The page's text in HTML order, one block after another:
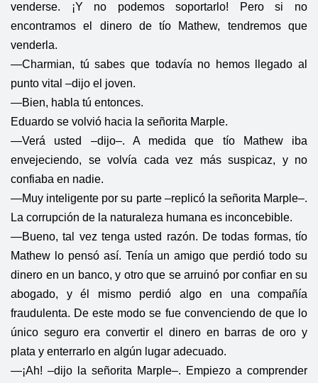
venderse. ¡Y no podemos soportarlo! Pero si no
encontramos el dinero de tío Mathew, tendremos que
venderla.
—Charmian, tú sabes que todavía no hemos llegado al
punto vital –dijo el joven.
—Bien, habla tú entonces.
Eduardo se volvió hacia la señorita Marple.
—Verá usted –dijo–. A medida que tío Mathew iba
envejeciendo, se volvía cada vez más suspicaz, y no
confiaba en nadie.
—Muy inteligente por su parte –replicó la señorita Marple–.
La corrupción de la naturaleza humana es inconcebible.
—Bueno, tal vez tenga usted razón. De todas formas, tío
Mathew lo pensó así. Tenía un amigo que perdió todo su
dinero en un banco, y otro que se arruinó por confiar en su
abogado, y él mismo perdió algo en una compañía
fraudulenta. De este modo se fue convenciendo de que lo
único seguro era convertir el dinero en barras de oro y
plata y enterrarlo en algún lugar adecuado.
—¡Ah! –dijo la señorita Marple–. Empiezo a comprender